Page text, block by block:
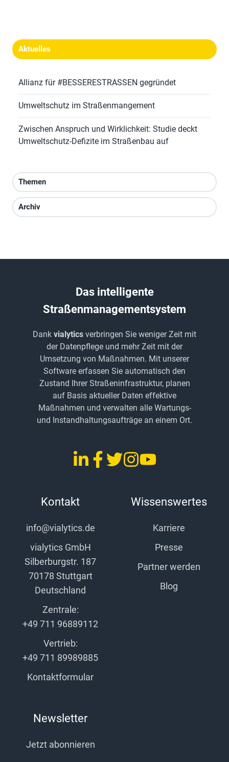
Aktuelles
Allianz für #BESSERESTRASSEN gegründet
Umweltschutz im Straßenmangement
Zwischen Anspruch und Wirklichkeit: Studie deckt
Umweltschutz-Defizite im Straßenbau auf
Themen
Archiv
Das intelligente
Straßenmanagementsystem
Dank vialytics verbringen Sie weniger Zeit mit
der Datenpflege und mehr Zeit mit der
Umsetzung von Maßnahmen. Mit unserer
Software erfassen Sie automatisch den
Zustand Ihrer Straßeninfrastruktur, planen
auf Basis aktueller Daten effektive
Maßnahmen und verwalten alle Wartungs-
und Instandhaltungsaufträge an einem Ort.
LinkedInFacebook
TwitterInstagram
YouTube
Kontakt
info@vialytics.de
vialytics GmbH
Silberburgstr. 187
70178 Stuttgart
Deutschland
Zentrale:
+49 711 96889112
Vertrieb:
+49 711 89989885
Kontaktformular
Wissenswertes
Karriere
Presse
Partner werden
Blog
Newsletter
Jetzt abonnieren